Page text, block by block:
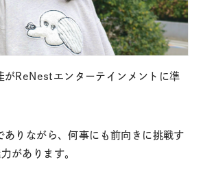
がReNestエンターテインメントに準
ありながら、何事にも前向きに挑戦す
があります。